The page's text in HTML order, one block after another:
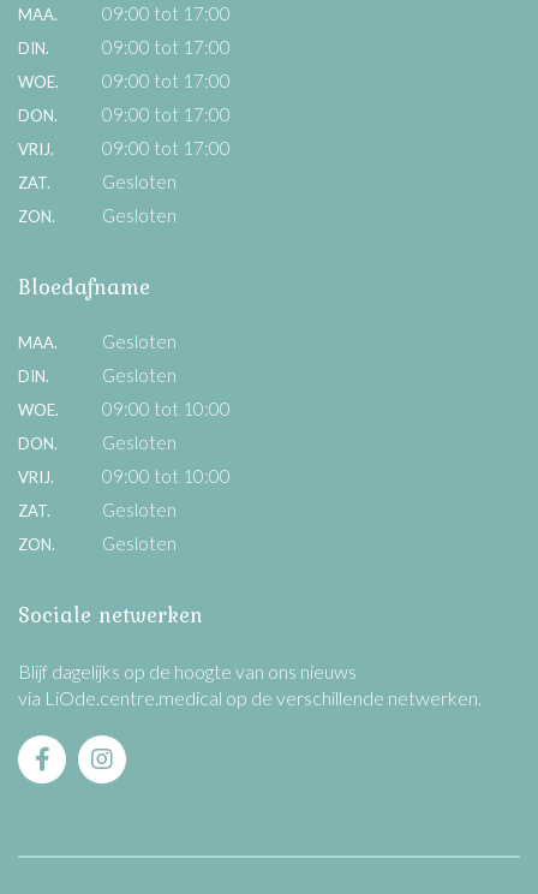
MAA. 09:00 tot 17:00
DIN. 09:00 tot 17:00
WOE. 09:00 tot 17:00
DON. 09:00 tot 17:00
VRIJ. 09:00 tot 17:00
ZAT. Gesloten
ZON. Gesloten
Bloedafname
MAA. Gesloten
DIN. Gesloten
WOE. 09:00 tot 10:00
DON. Gesloten
VRIJ. 09:00 tot 10:00
ZAT. Gesloten
ZON. Gesloten
Sociale netwerken
Blijf dagelijks op de hoogte van ons nieuws
via LiOde.centre.medical op de verschillende netwerken.